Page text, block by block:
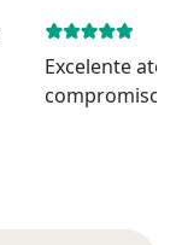
Excelente
compromiso